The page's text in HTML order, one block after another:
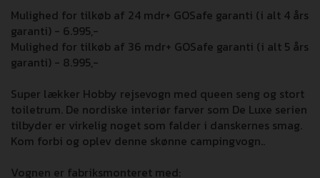
Mulighed for tilkøb af 24 mdr+ GOSafe garanti (i alt 4 års
garanti) - 6.995,-
Mulighed for tilkøb af 36 mdr+ GOSafe garanti (i alt 5 års
garanti) - 8.995,-
Super lækker Hobby rejsevogn med queen seng og stort
toiletrum. De nordiske interiør farver som De Luxe serien
tilbyder er virkelig noget som falder i danskernes smag.
Kom forbi og oplev denne skønne campingvogn..
Vognen er fabriksmonteret med: